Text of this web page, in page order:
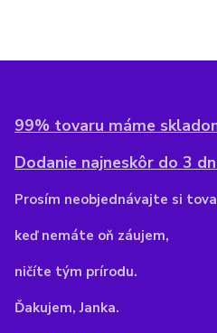
99% tovaru máme
Dodanie najneskôr do 3
Prosím neobjednávajte si
keď nemáte oň záujem,
ničíte tým prírodu.
Ďakujem, Janka.